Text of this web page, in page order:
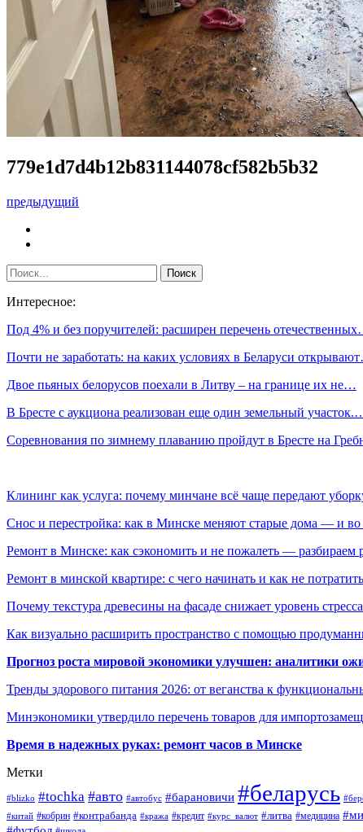
779e1d7d4b12b831144078cf582b5b32
предыдущий
Интересное:
Под 4% и без поручителей: расширен перечень
Почти не заработать: на каких условиях в Беларуси
Двое пьяных белорусов поехали в Литву – на границе их не…
В Бресте с аукциона реализован еще один земельный
Соревнования по зимнему плаванию пройдут в Бресте на
Клининг как услуга: почему минчане всё чаще передают
Снос и перестройка: как в Минске меняют старые дома — и во
Ремонт в Минске: как сэкономить и не пожалеть — разбираем
Ремонт в минской квартире: с чего начинать и как не
Почему текстура древесины на фасаде снижает уровень
Как визуально расширить пространство с помощью
Прогноз роста мировой экономики улучшен: аналитики
Тренды здорового питания 2026: от веганства к
Минэкономики утвердило перечень товаров для
Время в надежных руках: ремонт часов в Минске
Метки
#blizko #tochka #авто #автобус #барановичи #беларусь
#китай #кобрин #контрабанда #кража #кредит #курс_валют #литва #медицина